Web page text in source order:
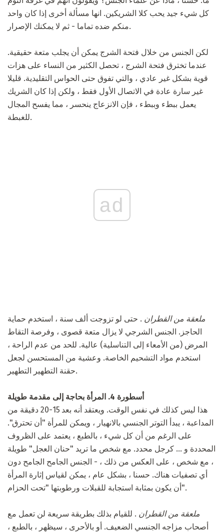
كل شيء جيد يحب كلا الشريكين. انها مسألة أخرى إذا كان واحد
منكم ضده تماما - ثم لا يمكنك الإصرار.
لكن الجنس من خلال فتحة الشرج يمكن أن يجلب متعة حقيقية.
عندما تخترق فتحة الشرج ، تحصل الكثير من النساء على هزات
قوية بشكل غير عادي ، والتي تفوق حتى الحواس التقليدية. قليلا
غير سارة عادة في الاتصال الأول فقط ، ولكن إذا كان الشريك
يعمل ببطء وببطء ، فإن الانزعاج ينحسر ، مما يفسح المجال
للغبطة.
ad
ملعقة من القطران . حتى لو تزوجت ألف سنة ، استخدم حماية
الحاجز. الجنس الشرجي لا يزال متعة قصوى ، وفرصة التقاط
المرض (من الأمعاء إلى التناسلية) عالية. للحد من عدم الراحة ،
استخدم مواد التشحيم الخاصة. وعشية من المستحسن لجعل
حقنة التطهير التطهير.
أسطورة 4. المرأة بحاجة إلى مقدمة طويلة
هذا ليس كذلك في نفس الوقت. ويعتقد أنه بعد 15-20 دقيقة من
المداعبة ، يبدأ التوتر الجنسي بالانهيار ، ويمكن للمرأة "أن تحترق".
على الرغم من أن كل شيء ، بالطبع ، يعتمد على الظروف
المحددة و ... كرجل محدد. مع شخص ما تريد "حنان العجل" طويلة
، مع شخص ، على العكس من ذلك ، - الجنس الجامح الجامح دون
أي تصفيات هناك. حسنا ، بشكل عام ، يمكن لقياس إثارة المرأة
أن يكون بمثابة استجابة للقبلات ورطوبتها "تحت الحزام".
ملعقة من القطران . للقيام بذلك بطريقة سريعة لن تعمل مع
أصحاب مزاجه الجنسي الضعيف. أو بالأحرى ، سيظهر ، بالطبع ،